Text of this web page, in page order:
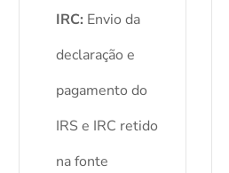
IRC: Envio da
declaração e
pagamento do
IRS e IRC retido
na fonte